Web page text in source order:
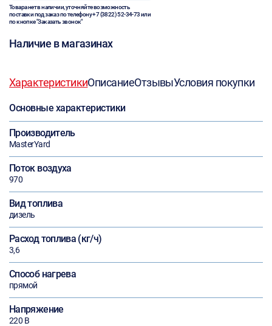
Товара нет в наличии, уточняйте возможность
поставки под заказ по телефону+7 (3822) 52-34-73или
по кнопке "Заказать звонок"
Наличие в магазинах
ХарактеристикиОписаниеОтзывыУсловия покупки
Основные характеристики
Производитель
MasterYard
Поток воздуха
970
Вид топлива
дизель
Расход топлива (кг/ч)
3,6
Способ нагрева
прямой
Напряжение
220 В